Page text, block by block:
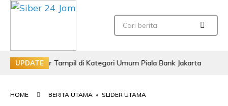
UPDATE
Tampil di Kategori Umum Piala Bank Jakarta
HOME BERITA UTAMA • SLIDER UTAMA